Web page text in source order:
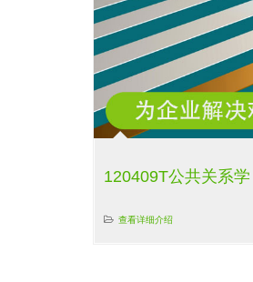
120409T公共关系学
查看详细介绍